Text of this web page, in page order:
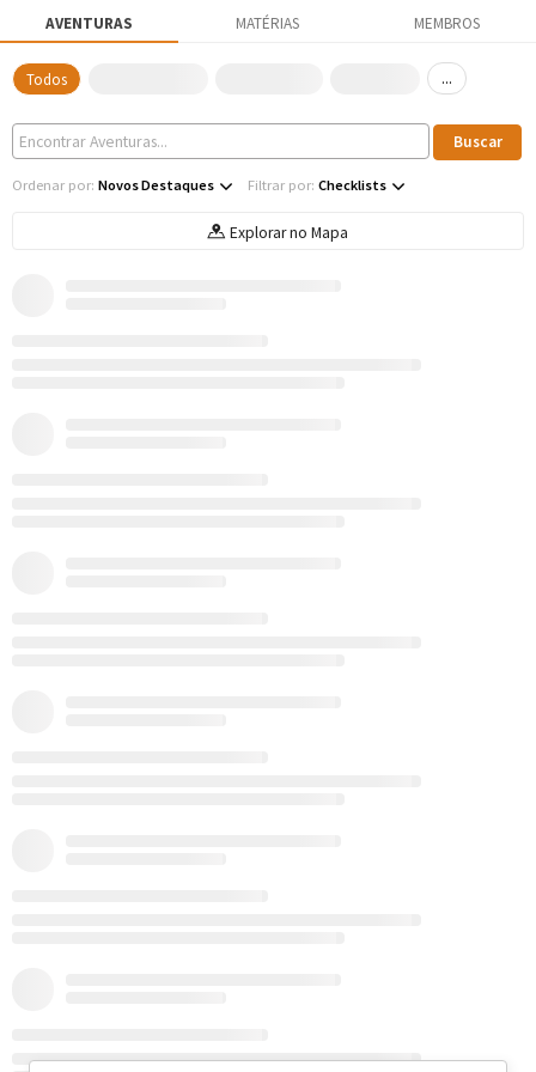
AVENTURAS MATÉRIAS MEMBROS
Todos ...
Ordenar por: Novos Destaques Filtrar por: Checklists
Explorar no Mapa